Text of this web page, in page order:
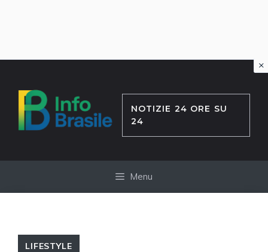
contenuto
NOTIZIE 24 ORE SU
24
Menu
LIFESTYLE
×